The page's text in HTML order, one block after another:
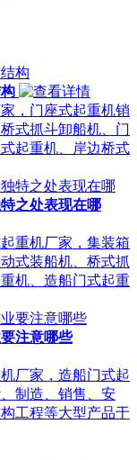
，门座式起重机销
式抓斗卸船机、门
起重机、岸边桥式
之处表现在哪
重机厂家，集装箱
式装船机、桥式抓
机、造船门式起重
注意哪些
厂家，造船门式起
制造、销售、安
工程等大型产品于